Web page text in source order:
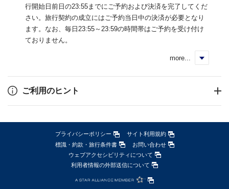
行開始日前日の23:55までにご予約および決済を完了してくだ
さい。旅行契約の成立にはご予約当日中の決済が必要となり
ます。なお、毎日23:55～23:59の時間帯はご予約を受け付け
ておりません。
more...
ご利用のヒント
プライバシーポリシー
サイト利用規約
標識・約款・旅行条件書
お問い合わせ
ウェブアクセシビリティについて
利用者情報の外部送信について